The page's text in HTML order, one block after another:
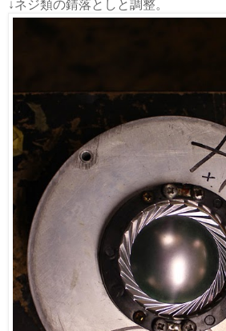
↓ネジ類の錆落としと調整。